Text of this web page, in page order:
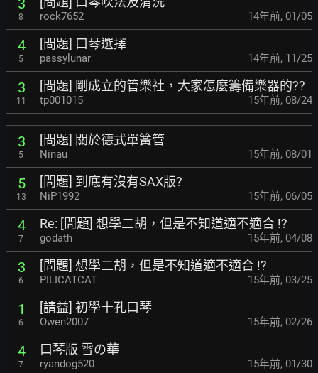
3
8 rock7652 14年前, 01/05
4
5
[問題] 口琴選擇
passylunar 14年前, 11/25
3
11
[問題] 剛成立的管樂社，大家怎麼籌備樂器的??
tp001015 15年前, 08/24
3
5
[問題] 關於德式單簧管
Ninau 15年前, 08/01
5
13
[問題] 到底有沒有SAX版?
NiP1992 15年前, 06/05
4
7
Re: [問題] 想學二胡，但是不知道適不適合 !?
godath 15年前, 04/08
3
6
[問題] 想學二胡，但是不知道適不適合 !?
PILICATCAT 15年前, 03/25
1
6
[請益] 初學十孔口琴
Owen2007 15年前, 02/26
4
7
口琴版 雪の華
ryandog520 15年前, 01/30